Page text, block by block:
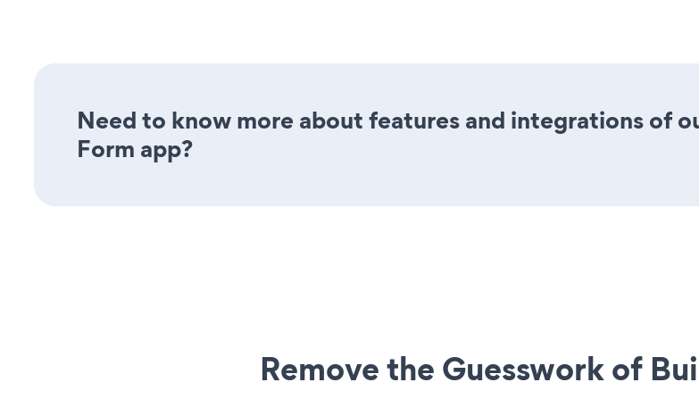
Need to know more about features and integrations of
Form app?
Remove the Guesswork of